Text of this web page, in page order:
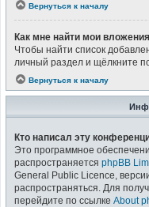
Вернуться к началу
Как мне найти мои
Чтобы найти список
личный раздел и щёлкните
Вернуться к началу
Кто написал эту
Это программное
распространяется phpBB
General Public Licence,
распространяться. Для
перейдите по ссылке About